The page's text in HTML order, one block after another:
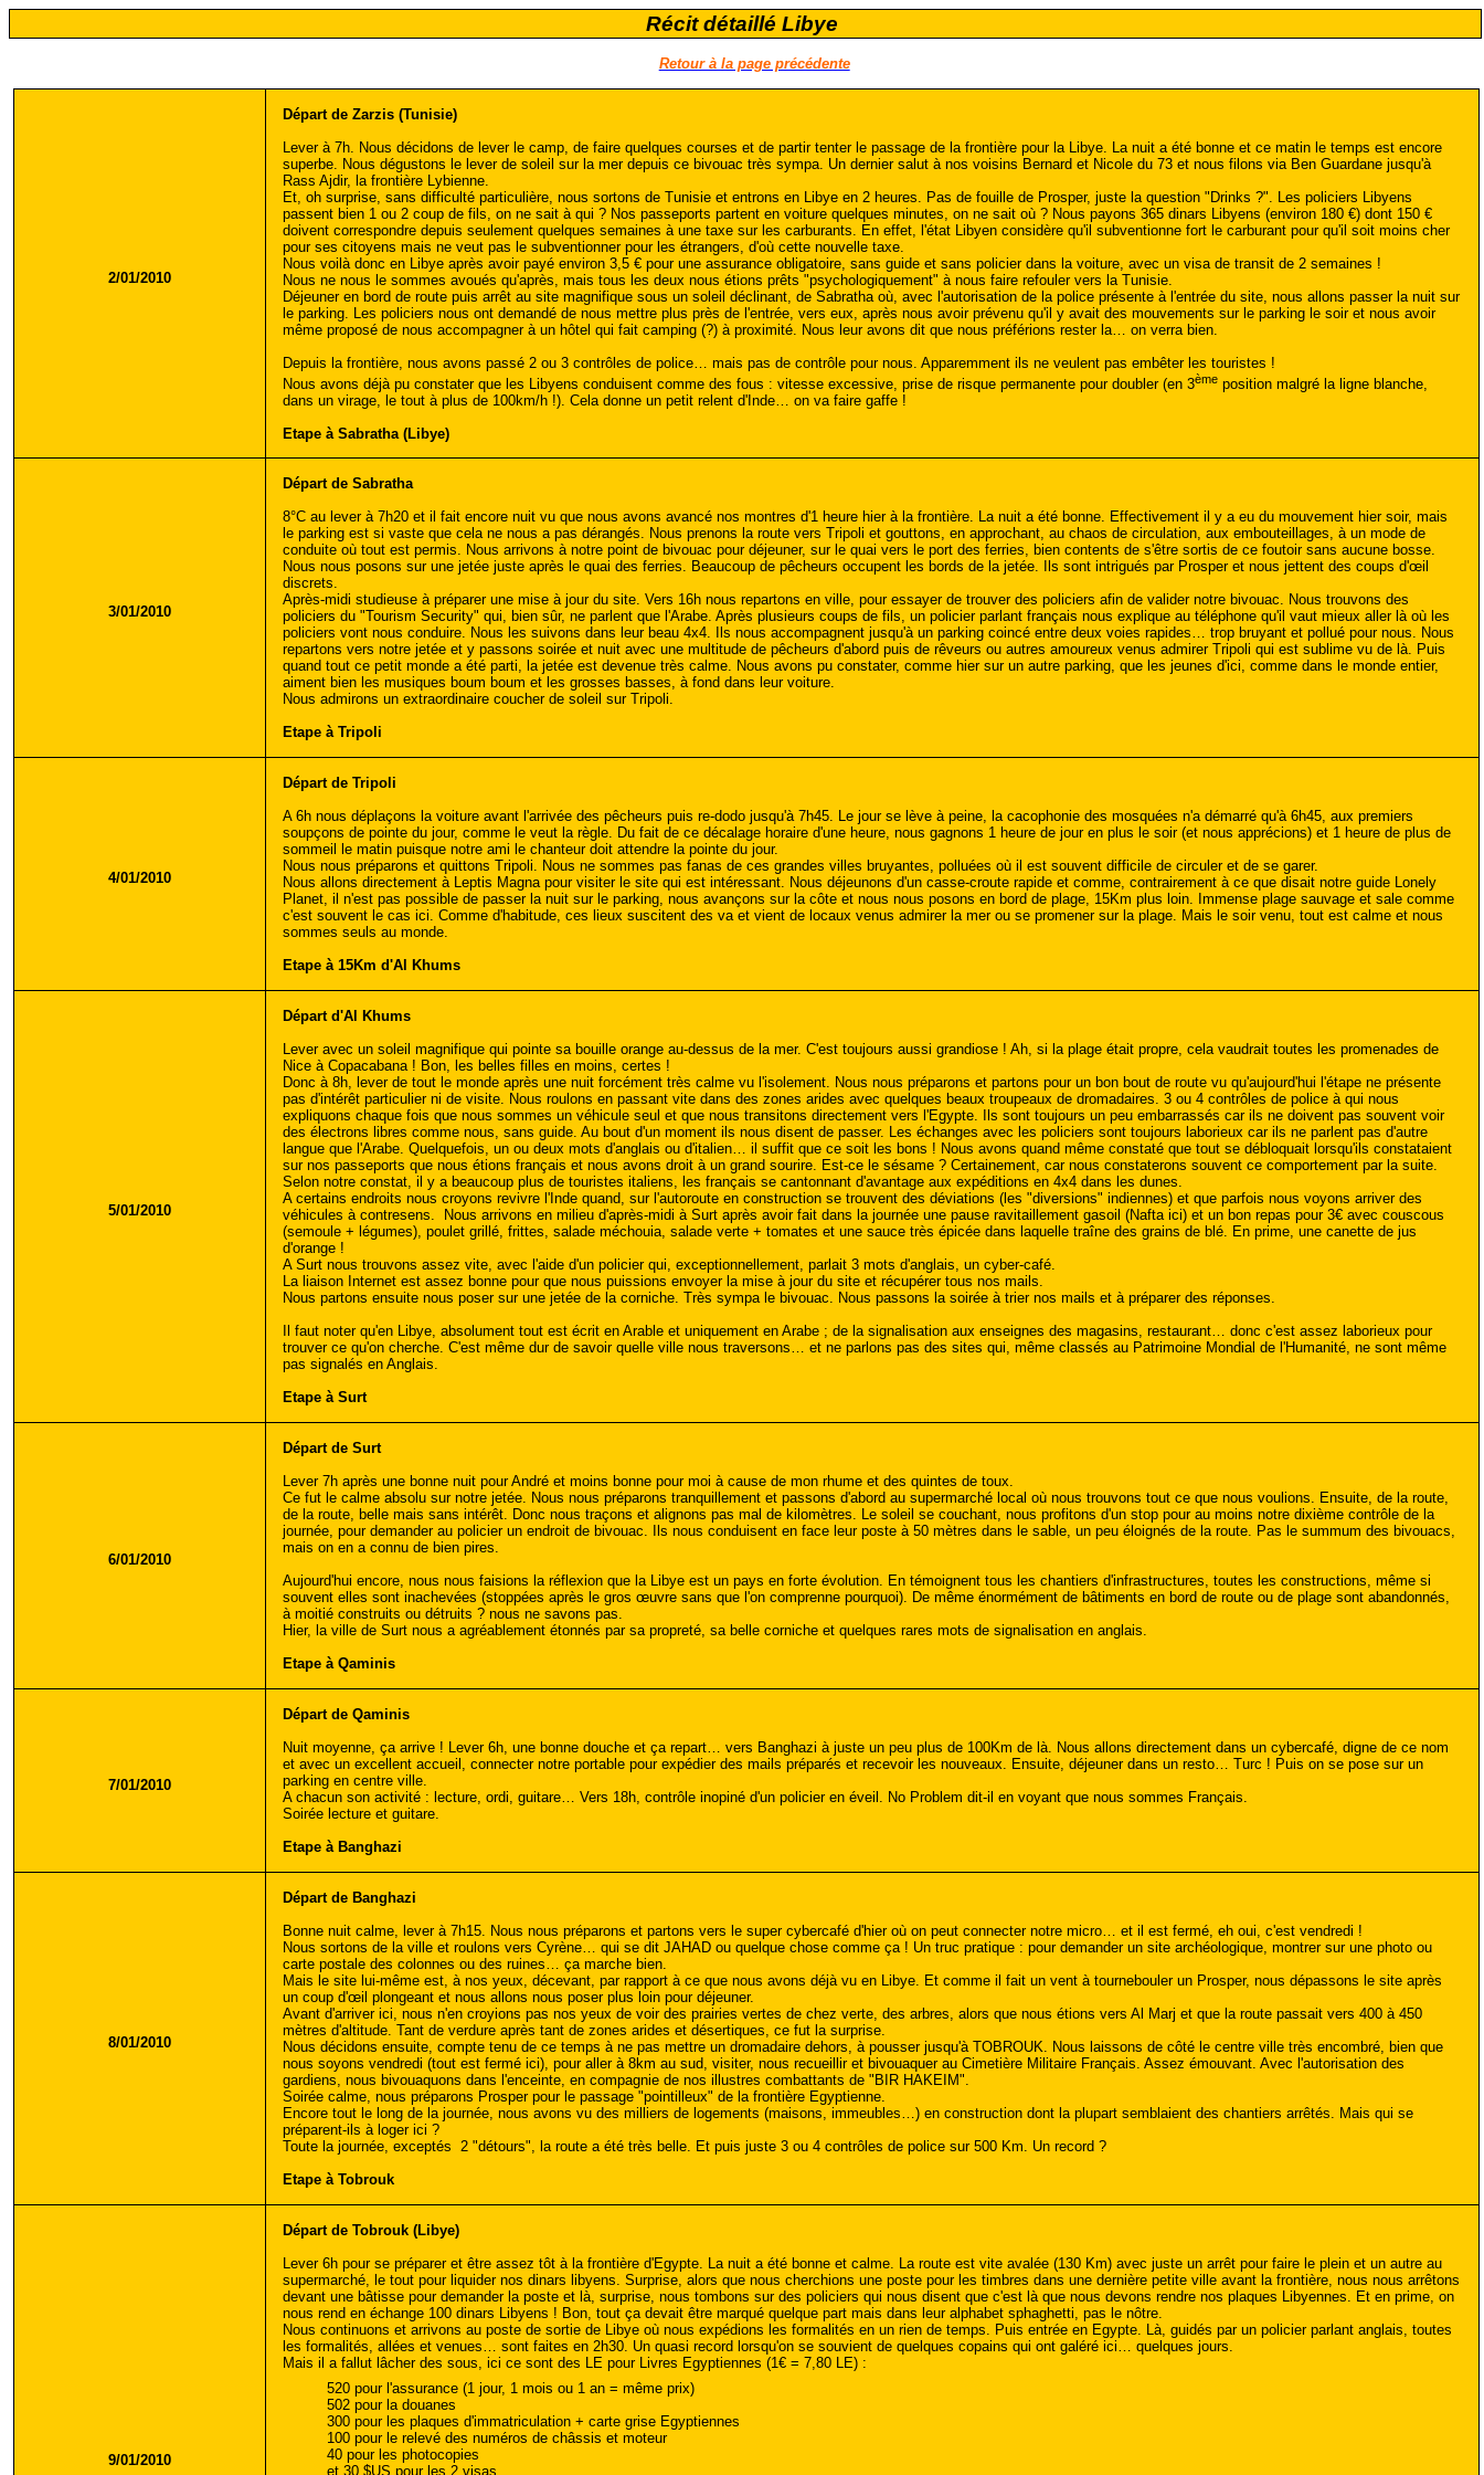
Récit détaillé Libye
Retour à la page précédente
2/01/2010
Départ de Zarzis (Tunisie)
Lever à 7h. Nous décidons de lever le camp, de faire quelques courses et de partir tenter le passage de la frontière pour la Libye. La nuit a été bonne et ce matin le temps est encore
superbe. Nous dégustons le lever de soleil sur la mer depuis ce bivouac très sympa. Un dernier salut à nos voisins Bernard et Nicole du 73 et nous filons via Ben Guardane jusqu'à
Rass Ajdir, la frontière Lybienne.
Et, oh surprise, sans difficulté particulière, nous sortons de Tunisie et entrons en Libye en 2 heures. Pas de fouille de Prosper, juste la question "Drinks ?". Les policiers Libyens
passent bien 1 ou 2 coup de fils, on ne sait à qui ? Nos passeports partent en voiture quelques minutes, on ne sait où ? Nous payons 365 dinars Libyens (environ 180 €) dont 150 €
doivent correspondre depuis seulement quelques semaines à une taxe sur les carburants. En effet, l'état Libyen considère qu'il subventionne fort le carburant pour qu'il soit moins cher
pour ses citoyens mais ne veut pas le subventionner pour les étrangers, d'où cette nouvelle taxe.
Nous voilà donc en Libye après avoir payé environ 3,5 € pour une assurance obligatoire, sans guide et sans policier dans la voiture, avec un visa de transit de 2 semaines !
Nous ne nous le sommes avoués qu'après, mais tous les deux nous étions prêts "psychologiquement" à nous faire refouler vers la Tunisie.
Déjeuner en bord de route puis arrêt au site magnifique sous un soleil déclinant, de Sabratha où, avec l'autorisation de la police présente à l'entrée du site, nous allons passer la nuit sur
le parking. Les policiers nous ont demandé de nous mettre plus près de l'entrée, vers eux, après nous avoir prévenu qu'il y avait des mouvements sur le parking le soir et nous avoir
même proposé de nous accompagner à un hôtel qui fait camping (?) à proximité. Nous leur avons dit que nous préférions rester la… on verra bien.
Depuis la frontière, nous avons passé 2 ou 3 contrôles de police… mais pas de contrôle pour nous. Apparemment ils ne veulent pas embêter les touristes !
Nous avons déjà pu constater que les Libyens conduisent comme des fous : vitesse excessive, prise de risque permanente pour doubler (en 3èmeposition malgré la ligne blanche,
dans un virage, le tout à plus de 100km/h !). Cela donne un petit relent d'Inde… on va faire gaffe !
Etape à Sabratha (Libye)
3/01/2010
Départ de Sabratha
8°C au lever à 7h20 et il fait encore nuit vu que nous avons avancé nos montres d'1 heure hier à la frontière. La nuit a été bonne. Effectivement il y a eu du mouvement hier soir, mais
le parking est si vaste que cela ne nous a pas dérangés. Nous prenons la route vers Tripoli et gouttons, en approchant, au chaos de circulation, aux embouteillages, à un mode de
conduite où tout est permis. Nous arrivons à notre point de bivouac pour déjeuner, sur le quai vers le port des ferries, bien contents de s'être sortis de ce foutoir sans aucune bosse.
Nous nous posons sur une jetée juste après le quai des ferries. Beaucoup de pêcheurs occupent les bords de la jetée. Ils sont intrigués par Prosper et nous jettent des coups d'œil
discrets.
Après-midi studieuse à préparer une mise à jour du site. Vers 16h nous repartons en ville, pour essayer de trouver des policiers afin de valider notre bivouac. Nous trouvons des
policiers du "Tourism Security" qui, bien sûr, ne parlent que l'Arabe. Après plusieurs coups de fils, un policier parlant français nous explique au téléphone qu'il vaut mieux aller là où les
policiers vont nous conduire. Nous les suivons dans leur beau 4x4. Ils nous accompagnent jusqu'à un parking coincé entre deux voies rapides… trop bruyant et pollué pour nous. Nous
repartons vers notre jetée et y passons soirée et nuit avec une multitude de pêcheurs d'abord puis de rêveurs ou autres amoureux venus admirer Tripoli qui est sublime vu de là. Puis
quand tout ce petit monde a été parti, la jetée est devenue très calme. Nous avons pu constater, comme hier sur un autre parking, que les jeunes d'ici, comme dans le monde entier,
aiment bien les musiques boum boum et les grosses basses, à fond dans leur voiture.
Nous admirons un extraordinaire coucher de soleil sur Tripoli.
Etape à Tripoli
4/01/2010
Départ de Tripoli
A 6h nous déplaçons la voiture avant l'arrivée des pêcheurs puis re-dodo jusqu'à 7h45. Le jour se lève à peine, la cacophonie des mosquées n'a démarré qu'à 6h45, aux premiers
soupçons de pointe du jour, comme le veut la règle. Du fait de ce décalage horaire d'une heure, nous gagnons 1 heure de jour en plus le soir (et nous apprécions) et 1 heure de plus de
sommeil le matin puisque notre ami le chanteur doit attendre la pointe du jour.
Nous nous préparons et quittons Tripoli. Nous ne sommes pas fanas de ces grandes villes bruyantes, polluées où il est souvent difficile de circuler et de se garer.
Nous allons directement à Leptis Magna pour visiter le site qui est intéressant. Nous déjeunons d'un casse-croute rapide et comme, contrairement à ce que disait notre guide Lonely
Planet, il n'est pas possible de passer la nuit sur le parking, nous avançons sur la côte et nous nous posons en bord de plage, 15Km plus loin. Immense plage sauvage et sale comme
c'est souvent le cas ici. Comme d'habitude, ces lieux suscitent des va et vient de locaux venus admirer la mer ou se promener sur la plage. Mais le soir venu, tout est calme et nous
sommes seuls au monde.
Etape à 15Km d'Al Khums
5/01/2010
Départ d'Al Khums
Lever avec un soleil magnifique qui pointe sa bouille orange au-dessus de la mer. C'est toujours aussi grandiose ! Ah, si la plage était propre, cela vaudrait toutes les promenades de
Nice à Copacabana ! Bon, les belles filles en moins, certes !
Donc à 8h, lever de tout le monde après une nuit forcément très calme vu l'isolement. Nous nous préparons et partons pour un bon bout de route vu qu'aujourd'hui l'étape ne présente
pas d'intérêt particulier ni de visite. Nous roulons en passant vite dans des zones arides avec quelques beaux troupeaux de dromadaires. 3 ou 4 contrôles de police à qui nous
expliquons chaque fois que nous sommes un véhicule seul et que nous transitons directement vers l'Egypte. Ils sont toujours un peu embarrassés car ils ne doivent pas souvent voir
des électrons libres comme nous, sans guide. Au bout d'un moment ils nous disent de passer. Les échanges avec les policiers sont toujours laborieux car ils ne parlent pas d'autre
langue que l'Arabe. Quelquefois, un ou deux mots d'anglais ou d'italien… il suffit que ce soit les bons ! Nous avons quand même constaté que tout se débloquait lorsqu'ils constataient
sur nos passeports que nous étions français et nous avons droit à un grand sourire. Est-ce le sésame ? Certainement, car nous constaterons souvent ce comportement par la suite.
Selon notre constat, il y a beaucoup plus de touristes italiens, les français se cantonnant d'avantage aux expéditions en 4x4 dans les dunes.
A certains endroits nous croyons revivre l'Inde quand, sur l'autoroute en construction se trouvent des déviations (les "diversions" indiennes) et que parfois nous voyons arriver des
véhicules à contresens.
Nous arrivons en milieu d'après-midi à Surt après avoir fait dans la journée une pause ravitaillement gasoil (Nafta ici) et un bon repas pour 3€ avec couscous
(semoule + légumes), poulet grillé, frittes, salade méchouia, salade verte + tomates et une sauce très épicée dans laquelle traîne des grains de blé. En prime, une canette de jus
d'orange !
A Surt nous trouvons assez vite, avec l'aide d'un policier qui, exceptionnellement, parlait 3 mots d'anglais, un cyber-café.
La liaison Internet est assez bonne pour que nous puissions envoyer la mise à jour du site et récupérer tous nos mails.
Nous partons ensuite nous poser sur une jetée de la corniche. Très sympa le bivouac. Nous passons la soirée à trier nos mails et à préparer des réponses.
Il faut noter qu'en Libye, absolument tout est écrit en Arable et uniquement en Arabe ; de la signalisation aux enseignes des magasins, restaurant… donc c'est assez laborieux pour
trouver ce qu'on cherche. C'est même dur de savoir quelle ville nous traversons… et ne parlons pas des sites qui, même classés au Patrimoine Mondial de l'Humanité, ne sont même
pas signalés en Anglais.
Etape à Surt
6/01/2010
Départ de Surt
Lever 7h après une bonne nuit pour André et moins bonne pour moi à cause de mon rhume et des quintes de toux.
Ce fut le calme absolu sur notre jetée. Nous nous préparons tranquillement et passons d'abord au supermarché local où nous trouvons tout ce que nous voulions. Ensuite, de la route,
de la route, belle mais sans intérêt. Donc nous traçons et alignons pas mal de kilomètres. Le soleil se couchant, nous profitons d'un stop pour au moins notre dixième contrôle de la
journée, pour demander au policier un endroit de bivouac. Ils nous conduisent en face leur poste à 50 mètres dans le sable, un peu éloignés de la route. Pas le summum des bivouacs,
mais on en a connu de bien pires.
Aujourd'hui encore, nous nous faisions la réflexion que la Libye est un pays en forte évolution. En témoignent tous les chantiers d'infrastructures, toutes les constructions, même si
souvent elles sont inachevées (stoppées après le gros œuvre sans que l'on comprenne pourquoi). De même énormément de bâtiments en bord de route ou de plage sont abandonnés,
à moitié construits ou détruits ? nous ne savons pas.
Hier, la ville de Surt nous a agréablement étonnés par sa propreté, sa belle corniche et quelques rares mots de signalisation en anglais.
Etape à Qaminis
7/01/2010
Départ de Qaminis
Nuit moyenne, ça arrive ! Lever 6h, une bonne douche et ça repart… vers Banghazi à juste un peu plus de 100Km de là. Nous allons directement dans un cybercafé, digne de ce nom
et avec un excellent accueil, connecter notre portable pour expédier des mails préparés et recevoir les nouveaux. Ensuite, déjeuner dans un resto… Turc ! Puis on se pose sur un
parking en centre ville.
A chacun son activité : lecture, ordi, guitare… Vers 18h, contrôle inopiné d'un policier en éveil. No Problem dit-il en voyant que nous sommes Français.
Soirée lecture et guitare.
Etape à Banghazi
8/01/2010
Départ de Banghazi
Bonne nuit calme, lever à 7h15. Nous nous préparons et partons vers le super cybercafé d'hier où on peut connecter notre micro… et il est fermé, eh oui, c'est vendredi !
Nous sortons de la ville et roulons vers Cyrène… qui se dit JAHAD ou quelque chose comme ça ! Un truc pratique : pour demander un site archéologique, montrer sur une photo ou
carte postale des colonnes ou des ruines… ça marche bien.
Mais le site lui-même est, à nos yeux, décevant, par rapport à ce que nous avons déjà vu en Libye. Et comme il fait un vent à tournebouler un Prosper, nous dépassons le site après
un coup d'œil plongeant et nous allons nous poser plus loin pour déjeuner.
Avant d'arriver ici, nous n'en croyions pas nos yeux de voir des prairies vertes de chez verte, des arbres, alors que nous étions vers Al Marj et que la route passait vers 400 à 450
mètres d'altitude. Tant de verdure après tant de zones arides et désertiques, ce fut la surprise.
Nous décidons ensuite, compte tenu de ce temps à ne pas mettre un dromadaire dehors, à pousser jusqu'à TOBROUK. Nous laissons de côté le centre ville très encombré, bien que
nous soyons vendredi (tout est fermé ici), pour aller à 8km au sud, visiter, nous recueillir et bivouaquer au Cimetière Militaire Français. Assez émouvant. Avec l'autorisation des
gardiens, nous bivouaquons dans l'enceinte, en compagnie de nos illustres combattants de "BIR HAKEIM".
Soirée calme, nous préparons Prosper pour le passage "pointilleux" de la frontière Egyptienne.
Encore tout le long de la journée, nous avons vu des milliers de logements (maisons, immeubles…) en construction dont la plupart semblaient des chantiers arrêtés. Mais qui se
préparent-ils à loger ici ?
Toute la journée, exceptés 2 "détours", la route a été très belle. Et puis juste 3 ou 4 contrôles de police sur 500 Km. Un record ?
Etape à Tobrouk
9/01/2010
Départ de Tobrouk (Libye)
Lever 6h pour se préparer et être assez tôt à la frontière d'Egypte. La nuit a été bonne et calme. La route est vite avalée (130 Km) avec juste un arrêt pour faire le plein et un autre au
supermarché, le tout pour liquider nos dinars libyens. Surprise, alors que nous cherchions une poste pour les timbres dans une dernière petite ville avant la frontière, nous nous arrêtons
devant une bâtisse pour demander la poste et là, surprise, nous tombons sur des policiers qui nous disent que c'est là que nous devons rendre nos plaques Libyennes. Et en prime, on
nous rend en échange 100 dinars Libyens ! Bon, tout ça devait être marqué quelque part mais dans leur alphabet sphaghetti, pas le nôtre.
Nous continuons et arrivons au poste de sortie de Libye où nous expédions les formalités en un rien de temps. Puis entrée en Egypte. Là, guidés par un policier parlant anglais, toutes
les formalités, allées et venues… sont faites en 2h30. Un quasi record lorsqu'on se souvient de quelques copains qui ont galéré ici… quelques jours.
Mais il a fallut lâcher des sous, ici ce sont des LE pour Livres Egyptiennes (1€ = 7,80 LE) :
520 pour l'assurance (1 jour, 1 mois ou 1 an = même prix)
502 pour la douanes
300 pour les plaques d'immatriculation + carte grise Egyptiennes
100 pour le relevé des numéros de châssis et moteur
40 pour les photocopies
et 30 $US pour les 2 visas